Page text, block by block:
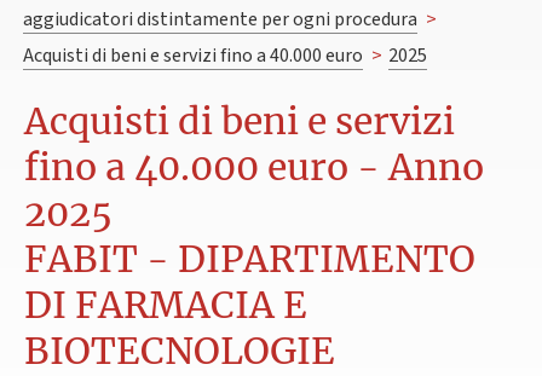
aggiudicatori distintamente per ogni procedura >
Acquisti di beni e servizi fino a 40.000 euro > 2025
Acquisti di beni e servizi
fino a 40.000 euro - Anno
2025
FABIT - DIPARTIMENTO
DI FARMACIA E
BIOTECNOLOGIE